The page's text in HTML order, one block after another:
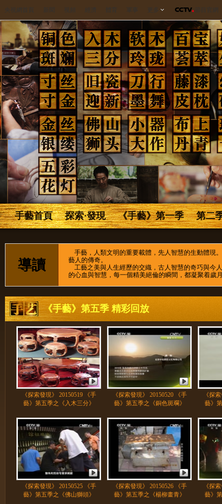
手藝首頁 探索·發現 《手藝》第一季 第二
導讀
手藝，人類文明的重要載體，先人智慧的生動體現
藝人的傳奇。
工藝之美與人生經歷的交織，古人智慧的奇巧與今
的心血與智慧，每一個精美絕倫的瞬間，都凝聚着歲
《手藝》第五季 精彩回放
《探索發現》 20150519 《手
藝》第五季之《入木三分》
《探索發現》 20150520 《手
藝》第五季之《銅色斑斕》
《探
藝》
《探索發現》 20150525 《手
藝》第五季之《佛山獅頭》
《探索發現》 20150526 《手
藝》第五季之《楊柳畫青》
《探
藝》